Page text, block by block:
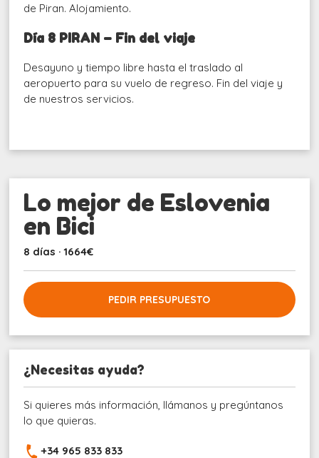
de Piran. Alojamiento.
Día 8 PIRAN – Fin del viaje
Desayuno y tiempo libre hasta el traslado al
aeropuerto para su vuelo de regreso. Fin del viaje y
de nuestros servicios.
Lo mejor de Eslovenia
en Bici
8 días · 1664€
PEDIR PRESUPUESTO
¿Necesitas ayuda?
Si quieres más información, llámanos y pregúntanos
lo que quieras.
+34 965 833 833